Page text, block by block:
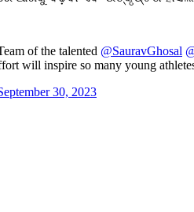
of the talented @SauravGhosal
will inspire so many young
30, 2023